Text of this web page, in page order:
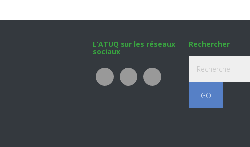
L’ATUQ sur les réseaux
sociaux
Rechercher